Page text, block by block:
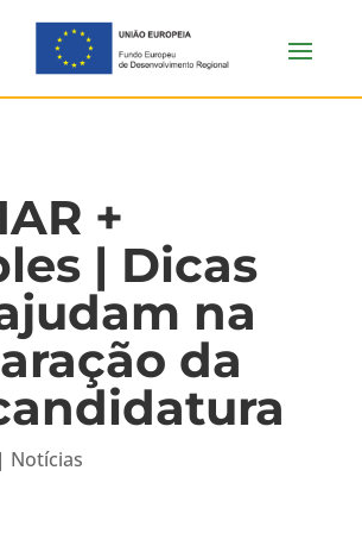
+
| Dicas
na
da
| Notícias